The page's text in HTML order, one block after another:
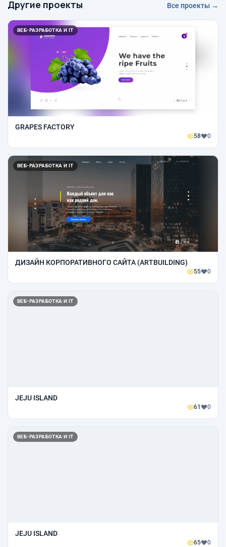
Другие проекты Все проекты →
ВЕБ-РАЗРАБОТКА И IT
GRAPES FACTORY
58 0
ВЕБ-РАЗРАБОТКА И IT
ДИЗАЙН КОРПОРАТИВНОГО САЙТА (ARTBUILDING)
55 0
ВЕБ-РАЗРАБОТКА И IT
JEJU ISLAND
61 0
ВЕБ-РАЗРАБОТКА И IT
JEJU ISLAND
65 0